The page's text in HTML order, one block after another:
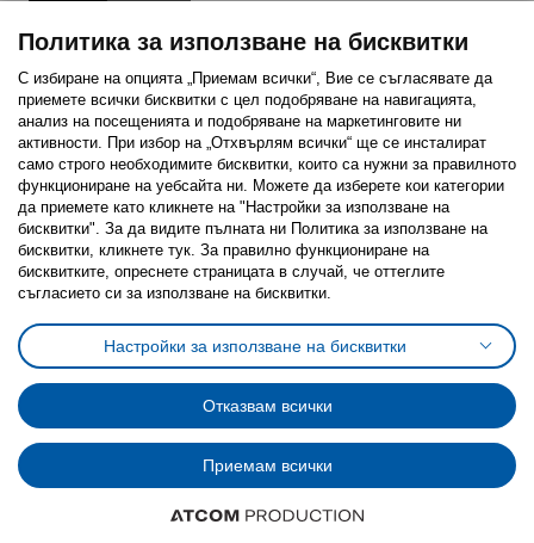
Последвайте ни:
FacebookTwitterYoutubePinterestInstagram
Политика за използване на бисквитки (Cookies)
Избор на настройки за използване на бисквитки
Условия за ползване на ikea.bgОбща политика за личните данни
Политика за защита на личните данни на ikea.bg
Общи условия на програма IKEA Family
Политика за защита на лични данни на програма IKEA Family
© Inter-IKEA Systems B.V. 1999 - 2025
Политика за използване на бисквитки
С избиране на опцията „Приемам всички“, Вие се съгласявате да
приемете всички бисквитки с цел подобряване на навигацията,
анализ на посещенията и подобряване на маркетинговите ни
активности. При избор на „Отхвърлям всички“ ще се инсталират
само строго необходимитe бисквитки, които са нужни за правилното
функциониране на уебсайта ни. Можете да изберете кои категории
да приемете като кликнете на "Настройки за използване на
бисквитки". За да видите пълната ни Политика за използване на
бисквитки, кликнете тук. За правилно функциониране на
бисквитките, опреснете страницата в случай, че оттеглите
съгласието си за използване на бисквитки.
Настройки за използване на бисквитки
Отказвам всички
Приемам всички